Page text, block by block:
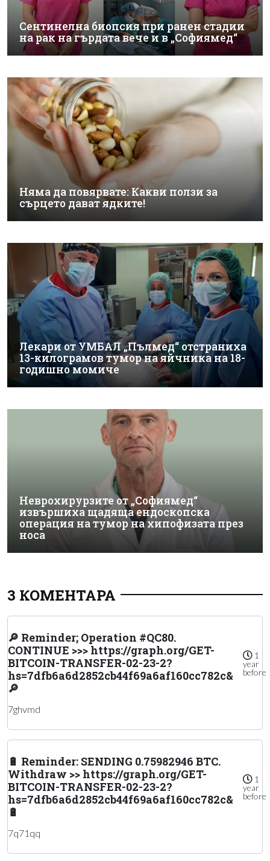
Сентинелна биопсия при ранен стадии
на рак на гърдата вече и в „Софиямед“
Няма да повярвате: Какви ползи за
сърцето дават ядките!
Лекари от УМБАЛ „Пълмед“ отстраниха
13-килограмов тумор на яйчника на 18-
годишно момиче
Неврохирурзите от „Софиямед“
извършиха щадяща ендоскопска
операция на тумор на хипофизата през
носа
3 КОМЕНТАРА
🔎 Reminder; Operation #QC80.
CONTINUE >>> https://graph.org/GET-
BITCOIN-TRANSFER-02-23-2?
hs=7dfb6a6d2852cb44f69a6af160cc782c&
🔎
1
year
before
7ghvmd
🔋 Reminder: SENDING 0.75982946 BTC.
Withdraw >> https://graph.org/GET-
BITCOIN-TRANSFER-02-23-2?
hs=7dfb6a6d2852cb44f69a6af160cc782c&
🔋
1
year
before
7q71qq